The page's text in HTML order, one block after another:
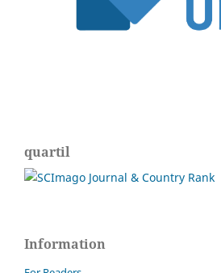
quartil
Information